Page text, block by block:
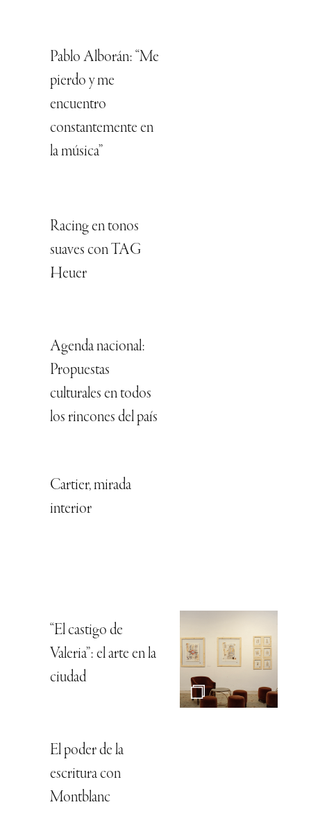
Pablo Alborán: “Me
pierdo y me
encuentro
constantemente en
la música”
Racing en tonos
suaves con TAG
Heuer
Agenda nacional:
Propuestas
culturales en todos
los rincones del país
Cartier, mirada
interior
“El castigo de
Valeria”: el arte en la
ciudad
El poder de la
escritura con
Montblanc